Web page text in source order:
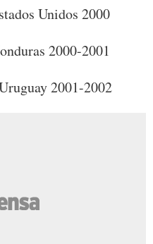
Unidos 2000
2000-2001
2001-2002